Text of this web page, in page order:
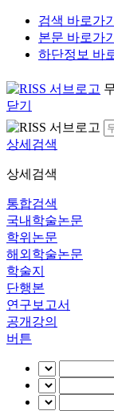
검색 바로가기
본문 바로가
하단정보 바
닫기
상세검색
상세검색
통합검색
국내학술논문
학위논문
해외학술논문
학술지
단행본
연구보고서
공개강의
버튼